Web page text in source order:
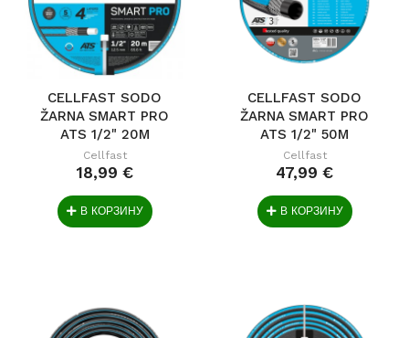
CELLFAST SODO
ŽARNA SMART PRO
ATS 1/2" 20M
Cellfast
18,99 €
В КОРЗИНУ
CELLFAST SODO
ŽARNA SMART PRO
ATS 1/2" 50M
Cellfast
47,99 €
В КОРЗИНУ